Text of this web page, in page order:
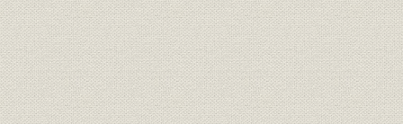
1. 経営方針と組織機構
2. 国際海運界への復帰
3. 業績の好転とその限界
第3節 三井船舶の積極政策